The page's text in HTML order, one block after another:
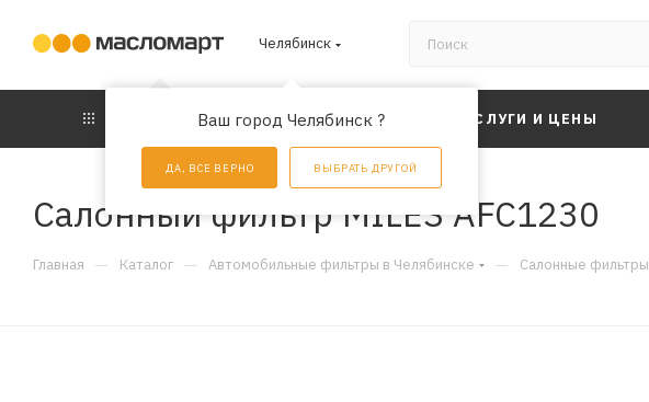
Челябинск
Ваш город Челябинск ?
ДА, ВСЕ ВЕРНО ВЫБРАТЬ ДРУГОЙ
АКЦИИ УСЛУГИ И ЦЕНЫ
Салонный фильтр MILES AFC1230
Главная — Каталог — Автомобильные фильтры в Челябинске — Салонные фильтры